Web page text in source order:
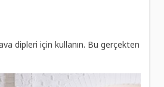
dipleri için kullanın. Bu gerçekten